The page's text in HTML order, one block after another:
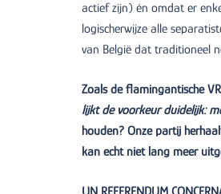
actief zijn) én omdat er
logischerwijze alle
van België dat traditioneel
Zoals de flamingantische
lijkt de voorkeur duidelijk:
houden? Onze partij
kan echt niet lang meer